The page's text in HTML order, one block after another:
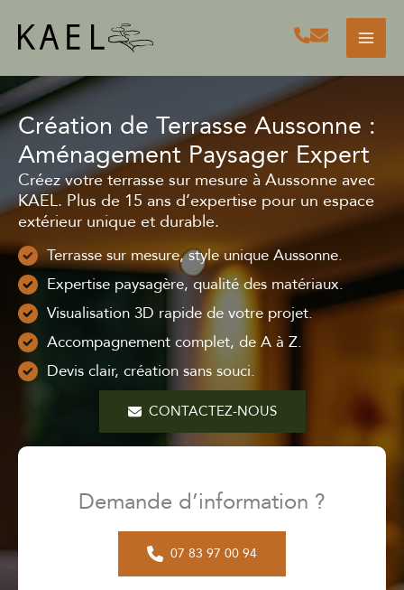
Création de Terrasse Aussonne :
Aménagement Paysager Expert
Créez votre terrasse sur mesure à Aussonne avec
KAEL. Plus de 15 ans d’expertise pour un espace
extérieur unique et durable.
Terrasse sur mesure, style unique Aussonne.
Expertise paysagère, qualité des matériaux.
Visualisation 3D rapide de votre projet.
Accompagnement complet, de A à Z.
Devis clair, création sans souci.
CONTACTEZ-NOUS
Demande d’information ?
07 83 97 00 94